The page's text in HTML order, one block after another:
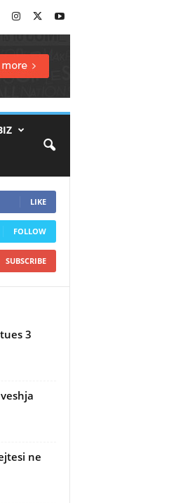
LIKE
FOLLOW
SUBSCRIBE
3
ne